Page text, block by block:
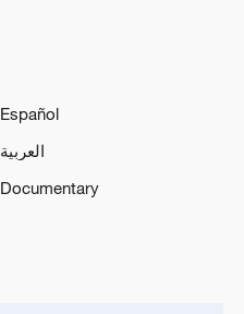
Español
العربية
Documentary